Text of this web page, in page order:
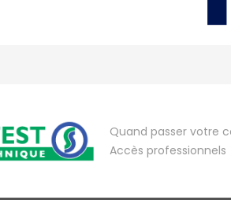
Quand passer votre
Accès professionnels